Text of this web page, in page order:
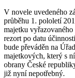
V novele uvedeného
průběhu 1. pololetí
majetku
rezort po datu
bude převáděn na
majetkových, který s
obrany České
již nyní nepotřebný.